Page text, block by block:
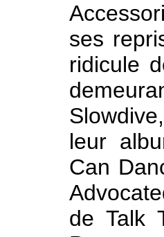
ses
ridicule
leur
Can
de Talk